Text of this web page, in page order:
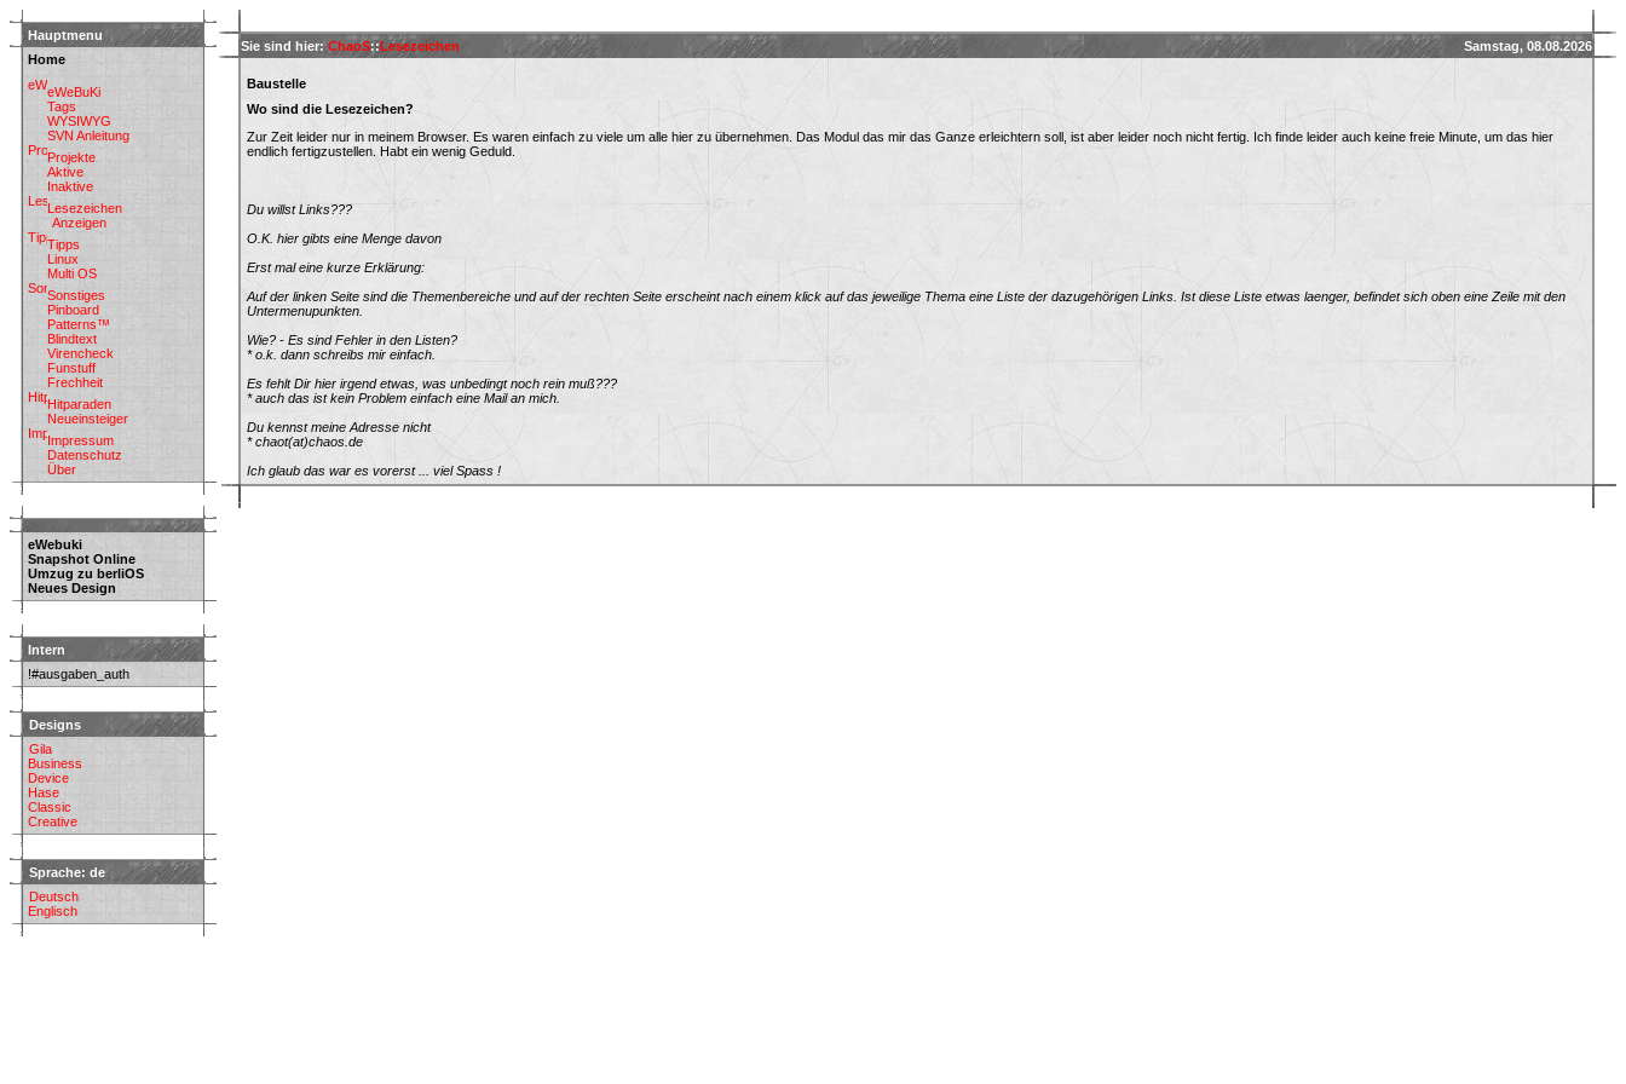
Hauptmenu
Home
eWeBuKi
Tags
WYSIWYG
SVN Anleitung
Projekte
Aktive
Inaktive
Lesezeichen
Anzeigen
Tipps
Linux
Multi OS
Sonstiges
Pinboard
Patterns™
Blindtext
Virencheck
Funstuff
Frechheit
Hitparaden
Neueinsteiger
Impressum
Datenschutz
Über
eWebuki
Snapshot Online
Umzug zu berliOS
Neues Design
Intern
!#ausgaben_auth
Designs
Gila
Business
Device
Hase
Classic
Creative
Sprache: de
Deutsch
Englisch
Sie sind hier: ChaoS::Lesezeichen Samstag, 08.08.2026
Baustelle
Wo sind die Lesezeichen?
Zur Zeit leider nur in meinem Browser. Es waren einfach zu viele um alle hier zu übernehmen. Das Modul das mir das Ganze erleichtern soll, ist aber leider noch nicht fertig. Ich finde leider auch keine freie Minute, um das hier
endlich fertigzustellen. Habt ein wenig Geduld.
Du willst Links???
O.K. hier gibts eine Menge davon
Erst mal eine kurze Erklärung:
Auf der linken Seite sind die Themenbereiche und auf der rechten Seite erscheint nach einem klick auf das jeweilige Thema eine Liste der dazugehörigen Links. Ist diese Liste etwas laenger, befindet sich oben eine Zeile mit den
Untermenupunkten.
Wie? - Es sind Fehler in den Listen?
* o.k. dann schreibs mir einfach.
Es fehlt Dir hier irgend etwas, was unbedingt noch rein muß???
* auch das ist kein Problem einfach eine Mail an mich.
Du kennst meine Adresse nicht
* chaot(at)chaos.de
Ich glaub das war es vorerst ... viel Spass !